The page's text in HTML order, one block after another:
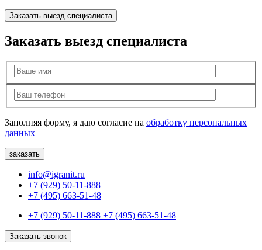
Заказать выезд специалиста
Заказать выезд специалиста
Заполняя форму, я даю согласие на обработку персональных
данных
info@igranit.ru
+7 (929) 50-11-888
+7 (495) 663-51-48
+7 (929) 50-11-888 +7 (495) 663-51-48
Заказать звонок